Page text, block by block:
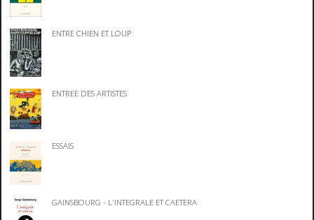
ENTRE CHIEN ET LOUP
ENTREE DES ARTISTES
ESSAIS
GAINSBOURG - L'INTEGRALE ET CAETERA